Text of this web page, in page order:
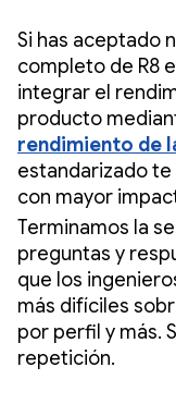
Si has aceptado
completo de R8
integrar el
producto
rendimiento de
estandarizado te
con mayor
Terminamos la
preguntas y
que los
más difíciles
por perfil y más.
repetición.